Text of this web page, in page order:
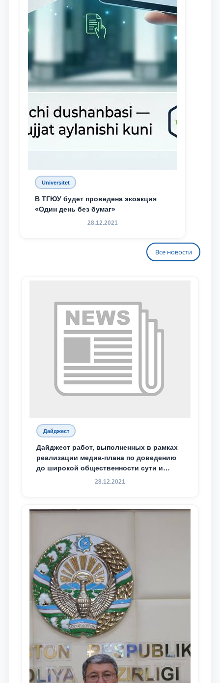
Universitet
В ТГЮУ будет проведена экоакция
«Один день без бумаг»
28.12.2021
Все новости
Дайджест
Дайджест работ, выполненных в рамках
реализации медиа-плана по доведению
до широкой общественности сути и
содержания задач, определённых в
Мажлису и народу Узбекистана
28.12.2021